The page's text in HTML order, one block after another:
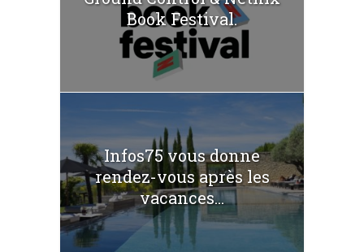
Book Festival.
Infos75 vous donne
rendez-vous après les
vacances...